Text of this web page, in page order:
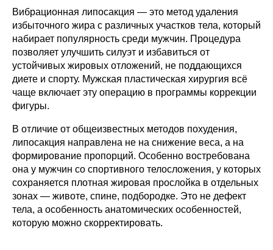
Вибрационная липосакция — это метод удаления
избыточного жира с различных участков тела, который
набирает популярность среди мужчин. Процедура
позволяет улучшить силуэт и избавиться от
устойчивых жировых отложений, не поддающихся
диете и спорту. Мужская пластическая хирургия всё
чаще включает эту операцию в программы коррекции
фигуры.
В отличие от общеизвестных методов похудения,
липосакция направлена не на снижение веса, а на
формирование пропорций. Особенно востребована
она у мужчин со спортивного телосложения, у которых
сохраняется плотная жировая прослойка в отдельных
зонах — животе, спине, подбородке. Это не дефект
тела, а особенность анатомических особенностей,
которую можно скорректировать.